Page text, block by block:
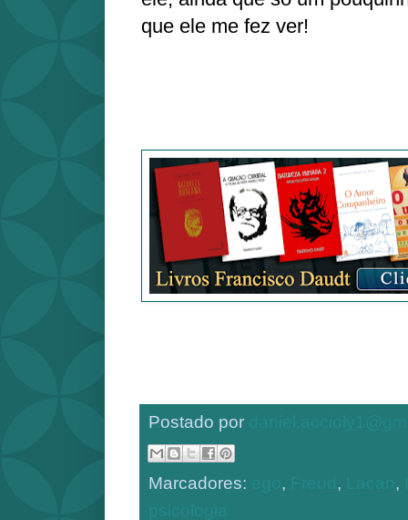
que ele me fez ver!
Postado por
Marcadores: , , ,